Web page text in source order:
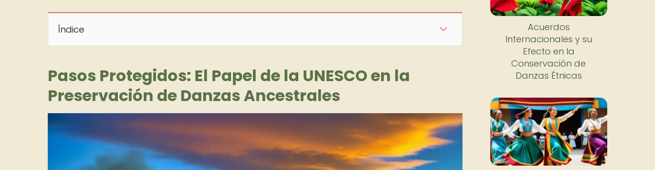
Índice
Pasos Protegidos: El Papel de la UNESCO en la
Preservación de Danzas Ancestrales
Acuerdos
Internacionales y su
Efecto en la
Conservación de
Danzas Étnicas